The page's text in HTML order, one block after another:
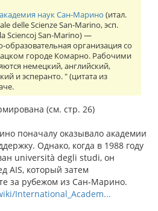
наук Сан-Марино (итал.
delle Scienze San-Marino, эсп.
Sciencoj San-Marino) —
организация со
городе Комарно. Рабочими
немецкий, английский,
и эсперанто. " (цитата из
(см. стр. 26)
поначалу оказывало академии
Однако, когда в 1988 году
università degli studi, он
AIS, который затем
за рубежом из Сан-Марино.
International_Academ...